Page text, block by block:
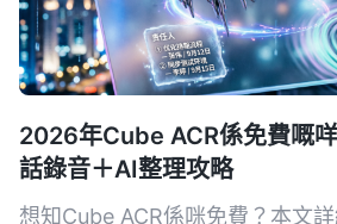
2026年Cube ACR係免費嘅
話錄音＋AI整理攻略
想知Cube ACR係咪免費？本文